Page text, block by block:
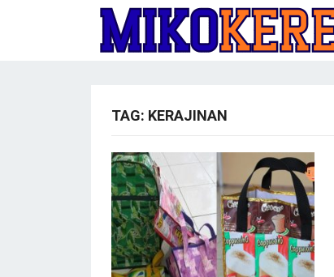
TAG: KERAJINAN